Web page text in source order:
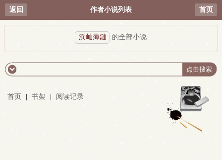
返回 作者小说列表 首页
浜屾薄鏈 的全部小说
首页 书架 阅读记录